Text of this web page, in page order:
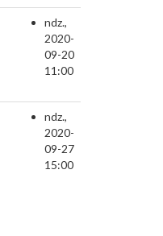
ndz.,
2020-
09-20
11:00
ndz.,
2020-
09-27
15:00